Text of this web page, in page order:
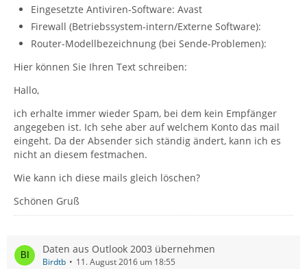
Eingesetzte Antiviren-Software: Avast
Firewall (Betriebssystem-intern/Externe Software):
Router-Modellbezeichnung (bei Sende-Problemen):
Hier können Sie Ihren Text schreiben:
Hallo,
ich erhalte immer wieder Spam, bei dem kein Empfänger
angegeben ist. Ich sehe aber auf welchem Konto das mail
eingeht. Da der Absender sich ständig ändert, kann ich es
nicht an diesem festmachen.
Wie kann ich diese mails gleich löschen?
Schönen Gruß
Daten aus Outlook 2003 übernehmen
Birdtb 11. August 2016 um 18:55